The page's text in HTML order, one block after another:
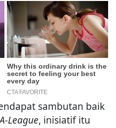
sambutan baik
A-League, inisiatif itu